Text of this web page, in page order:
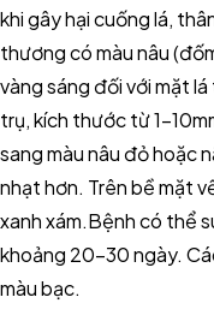
khi gây hại cuống lá,
thương có màu nâu
vàng sáng đối với mặt
trụ, kích thước từ 1-
sang màu nâu đỏ hoặc
nhạt hơn. Trên bề mặt
xanh xám.Bệnh có thể
khoảng 20-30 ngày.
màu bạc.